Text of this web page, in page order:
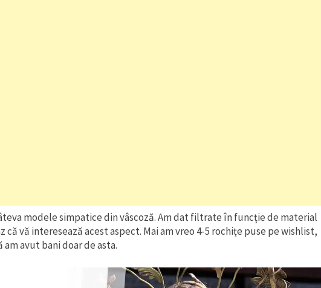
modele simpatice din vâscoză. Am dat filtrate în funcție de material
că vă interesează acest aspect. Mai am vreo 4-5 rochițe puse pe wishlist,
avut bani doar de asta.